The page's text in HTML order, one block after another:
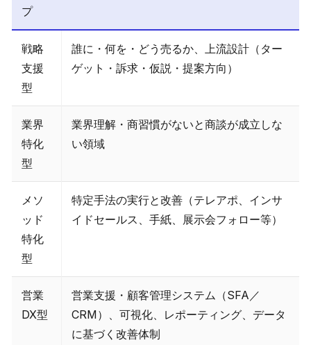
プ
戦略
支援
型
誰に・何を・どう売るか、上流設計（ター
ゲット・訴求・仮説・提案方向）
業界
特化
型
業界理解・商習慣がないと商談が成立しな
い領域
メソ
ッド
特化
型
特定手法の実行と改善（テレアポ、インサ
イドセールス、手紙、展示会フォロー等）
営業
DX型
営業支援・顧客管理システム（SFA／
CRM）、可視化、レポーティング、データ
に基づく改善体制